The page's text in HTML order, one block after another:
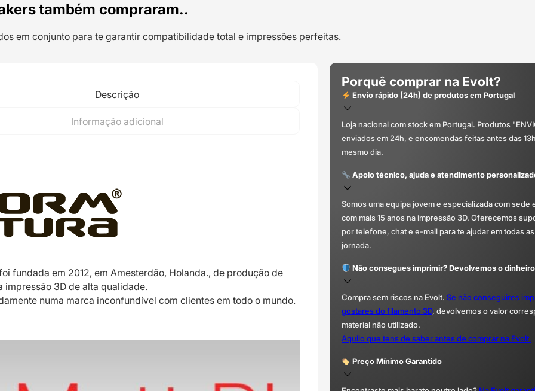
também compraram..
em conjunto para te garantir compatibilidade total e impressões perfeitas.
Descrição
Informação adicional
fundada em 2012, em Amesterdão, Holanda., de produção de
impressão 3D de alta qualidade.
numa marca inconfundível com clientes em todo o mundo.
Porquê comprar na Evolt?
Envio rápido (24h) de produtos em Portugal
Loja nacional com stock em Portugal. Produtos
enviados em 24h, e encomendas feitas antes das
mesmo dia.
Apoio técnico, ajuda e atendimento
Somos uma equipa jovem e especializada com sede
com mais 15 anos na impressão 3D. Oferecemos
por telefone, chat e e-mail para te ajudar em todas
jornada.
Não consegues imprimir? Devolvemos o
Compra sem riscos na Evolt. Se não conseguires
gostares do filamento 3D, devolvemos o valor
material não utilizado.
Aquilo que tens de saber antes de comprar na Evolt.
Preço Mínimo Garantido